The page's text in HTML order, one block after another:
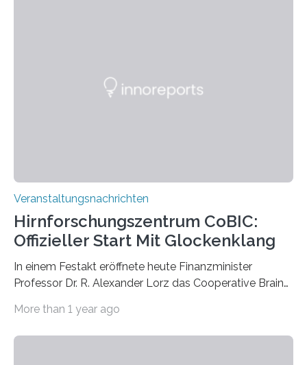
Labor für Mikrobiologie Für das Projekt „Microverse“ hat
Veranstaltungsnachrichten
Hirnforschungszentrum CoBIC:
Offizieller Start Mit Glockenklang
In einem Festakt eröffnete heute Finanzminister
Professor Dr. R. Alexander Lorz das Cooperative Brain
der Goethe-Universität Frankfurt. Das CoBIC ist eine
More than 1 year ago